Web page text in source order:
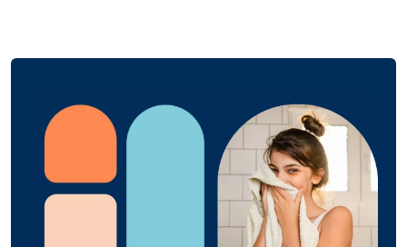
comercializamos bajo esta firma en nuestra web.
Las griferías de ducha termostáticas de Oasis Star te
ofrecerán un sinfín de sensaciones únicas bajo la ducha,
dados sus efectos de salida de agua o jets, pero las